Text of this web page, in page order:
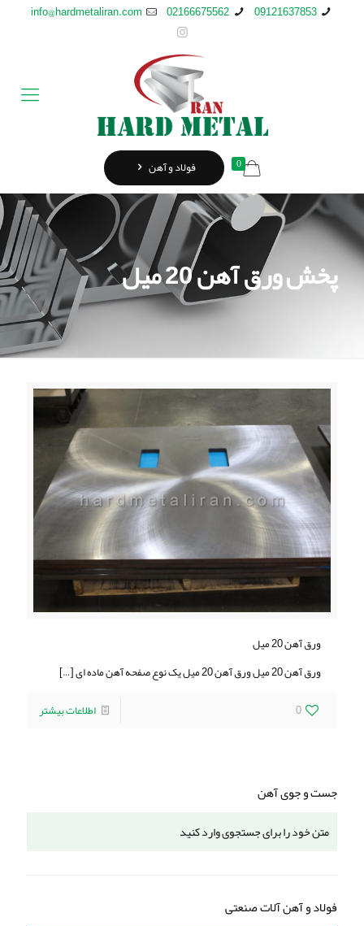
09121637853
02166675562
info@hardmetaliran.com
0 فولاد و آهن
پخش ورق آهن 20 میل
ورق آهن 20 میل
ورق آهن 20 میل ورق آهن 20 میل یک نوع صفحه آهن ماده ای
[…]
0
اطلاعات بیشتر
جست و جوی آهن
فولاد و آهن آلات صنعتی